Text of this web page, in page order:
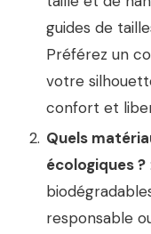
guides de
Préférez un
votre
confort et
Quels
écologiques ?
responsable